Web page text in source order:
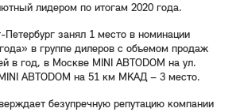
лидером по итогам 2020 года.
занял 1 место в номинации
в группе дилеров с объемом продаж
в год, в Москве MINI АВТОDOM на ул.
АВТОDOM на 51 км МКАД – 3 место.
безупречную репутацию компании